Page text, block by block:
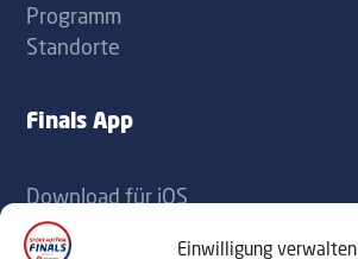
Einwilligung verwalten
Programm
Standorte
Finals App
Download für iOS
Download für Android